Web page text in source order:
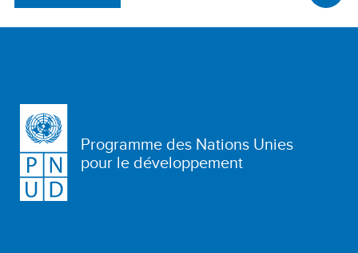
Programme des Nations Unies
pour le développement